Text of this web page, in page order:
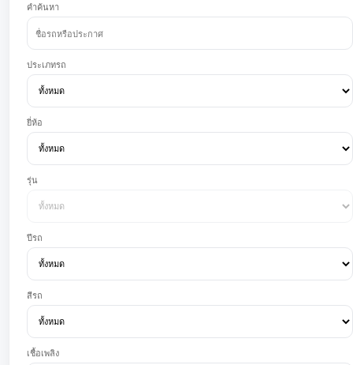
คำค้นหา
ประเภทรถ
ยี่ห้อ
รุ่น
ปีรถ
สีรถ
เชื้อเพลิง